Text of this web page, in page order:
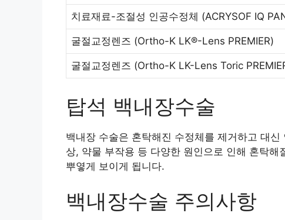
치료재료-조절성 인공수정체 (ACRYSOF IQ
굴절교정렌즈 (Ortho-K LK®-Lens PREMIER)
굴절교정렌즈 (Ortho-K LK-Lens Toric
탑석 백내장수술
백내장 수술은 혼탁해진 수정체를 제거하고 대
상, 약물 부작용 등 다양한 원인으로 인해 혼탁
뿌옇게 보이게 됩니다.
백내장수술 주의사항